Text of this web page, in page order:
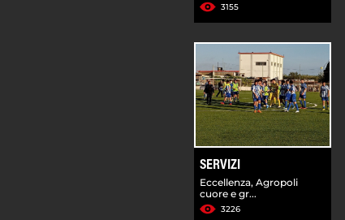
3155
SERVIZI
Eccellenza, Agropoli
cuore e gr...
3226